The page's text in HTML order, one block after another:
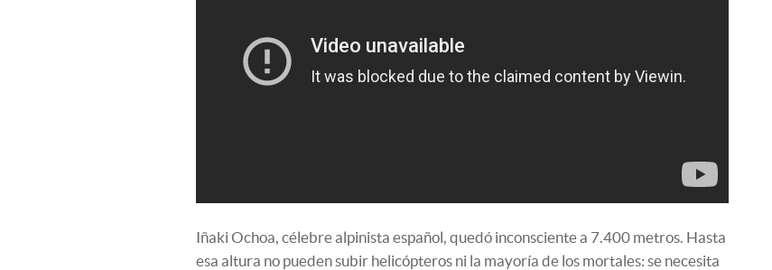
Iñaki Ochoa, célebre alpinista español, quedó inconsciente a 7.400 metros. Hasta
esa altura no pueden subir helicópteros ni la mayoría de los mortales: se necesita